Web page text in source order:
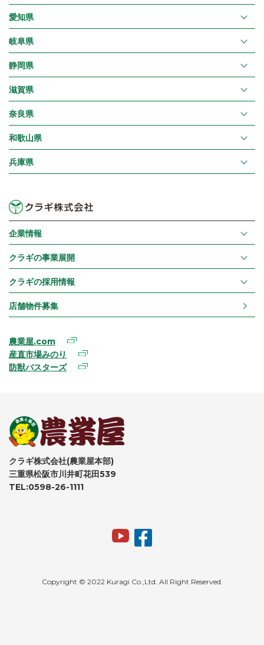
愛知県
岐阜県
静岡県
滋賀県
奈良県
和歌山県
兵庫県
企業情報
クラギの事業展開
クラギの採用情報
店舗物件募集
農業屋.com
産直市場みのり
防獣バスターズ
クラギ株式会社(農業屋本部)
三重県松阪市川井町花田539
TEL:0598-26-1111
Copyright © 2022 Kuragi Co.,Ltd. All Right Reserved.